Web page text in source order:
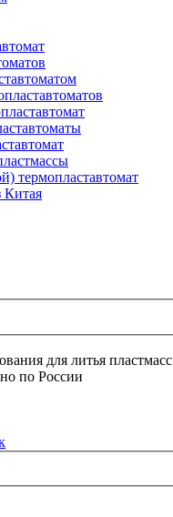
термопластавтомат
Китая
для литья пластмасс
по России